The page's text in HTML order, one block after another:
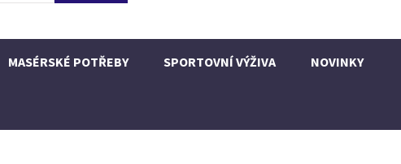
MASÉRSKÉ POTŘEBY SPORTOVNÍ VÝŽIVA NOVINKY